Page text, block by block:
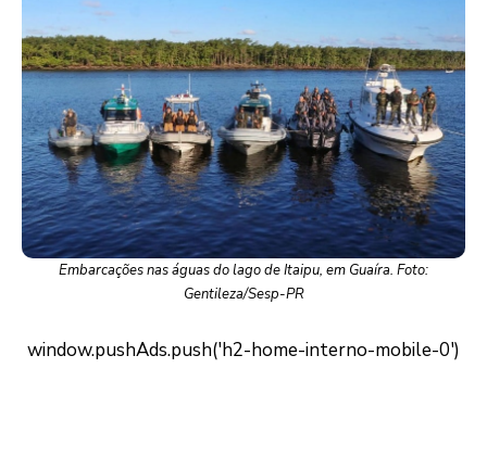
Embarcações nas águas do lago de Itaipu, em Guaíra. Foto:
Gentileza/Sesp-PR